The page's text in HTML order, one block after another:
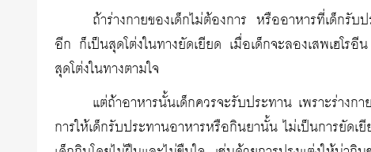
ถ้าร่างกายของเด็กไม่ต้องการ หรืออาหารที่เด็กรั
อีก ก็เป็นสุดโต่งในทางยัดเยียด เมื่อเด็กจะลองเสพเฮโ
สุดโต่งในทางตามใจ
แต่ถ้าอาหารนั้นเด็กควรจะรับประทาน เพราะร่าง
การให้เด็กรับประทานอาหารหรือกินยานั้น ไม่เป็นการยัดเ